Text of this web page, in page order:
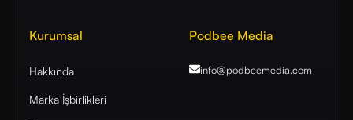
Kurumsal
Hakkında
Marka İşbirlikleri
Podbee Media
info@podbeemedia.com